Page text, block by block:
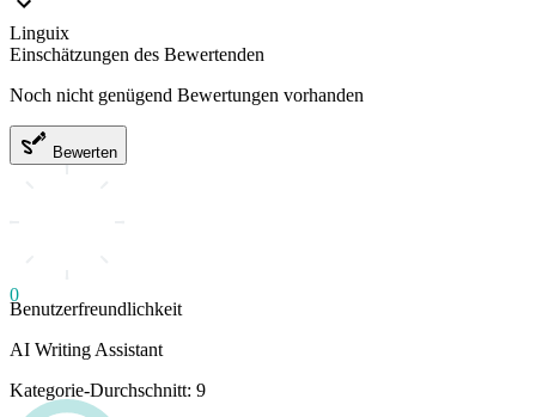
Linguix
Einschätzungen des Bewertenden
Noch nicht genügend Bewertungen vorhanden
Bewerten
0
Benutzerfreundlichkeit
AI Writing Assistant
Kategorie-Durchschnitt: 9